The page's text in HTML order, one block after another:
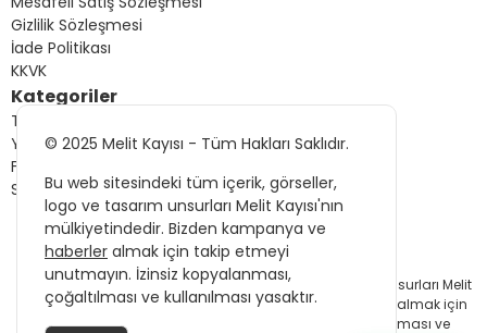
Gizlilik Sözleşmesi
İade Politikası
KKVK
Kategoriler
Tüm Ürünler
Yeni Gelenler
Fırsat Ürünleri
Sizin İçin Seçtiklerimiz
© 2025 Melit Kayısı - Tüm Hakları Saklıdır.
Bu web sitesindeki tüm içerik, görseller, logo ve tasarım unsurları Melit
Kayısı'nın mülkiyetindedir. Bizden kampanya ve
almak için
takip etmeyi unutmayın. İzinsiz kopyalanması, çoğaltılması ve
© 2025 Melit Kayısı - Tüm Hakları Saklıdır.
Bu web sitesindeki tüm içerik, görseller,
logo ve tasarım unsurları Melit Kayısı'nın
mülkiyetindedir. Bizden kampanya ve
haberler almak için takip etmeyi
unutmayın. İzinsiz kopyalanması,
çoğaltılması ve kullanılması yasaktır.